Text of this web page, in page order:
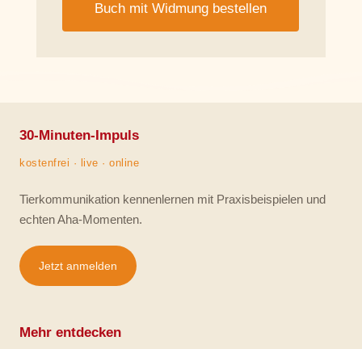
Buch mit Widmung bestellen
30-Minuten-Impuls
kostenfrei · live · online
Tierkommunikation kennenlernen mit Praxisbeispielen und
echten Aha-Momenten.
Jetzt anmelden
Mehr entdecken